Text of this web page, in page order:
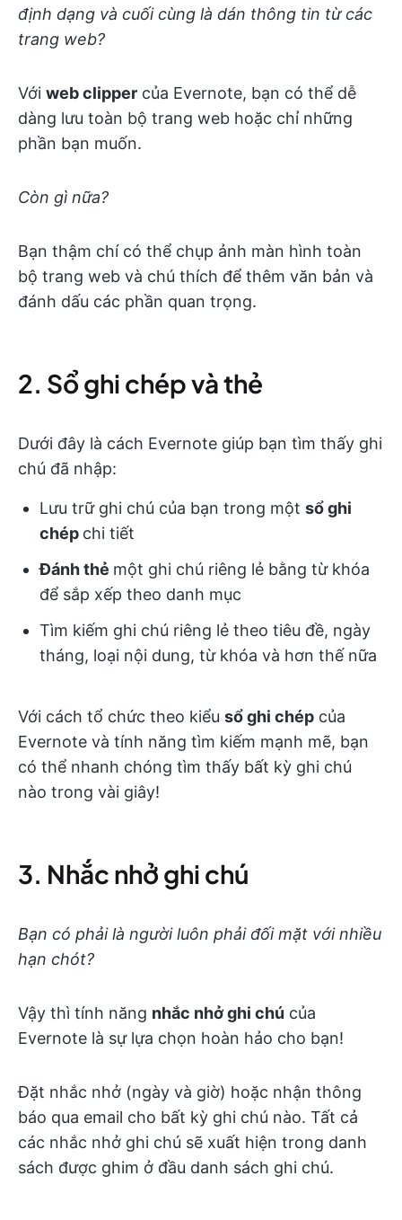
định dạng và cuối cùng là dán thông tin từ các
trang web?
Với web clipper của Evernote, bạn có thể dễ
dàng lưu toàn bộ trang web hoặc chỉ những
phần bạn muốn.
Còn gì nữa?
Bạn thậm chí có thể chụp ảnh màn hình toàn
bộ trang web và chú thích để thêm văn bản và
đánh dấu các phần quan trọng.
2. Sổ ghi chép và thẻ
Dưới đây là cách Evernote giúp bạn tìm thấy ghi
chú đã nhập:
Lưu trữ ghi chú của bạn trong một sổ ghi
chép chi tiết
Đánh thẻ một ghi chú riêng lẻ bằng từ khóa
để sắp xếp theo danh mục
Tìm kiếm ghi chú riêng lẻ theo tiêu đề, ngày
tháng, loại nội dung, từ khóa và hơn thế nữa
Với cách tổ chức theo kiểu sổ ghi chép của
Evernote và tính năng tìm kiếm mạnh mẽ, bạn
có thể nhanh chóng tìm thấy bất kỳ ghi chú
nào trong vài giây!
3. Nhắc nhở ghi chú
Bạn có phải là người luôn phải đối mặt với nhiều
hạn chót?
Vậy thì tính năng nhắc nhở ghi chú của
Evernote là sự lựa chọn hoàn hảo cho bạn!
Đặt nhắc nhở (ngày và giờ) hoặc nhận thông
báo qua email cho bất kỳ ghi chú nào. Tất cả
các nhắc nhở ghi chú sẽ xuất hiện trong danh
sách được ghim ở đầu danh sách ghi chú.